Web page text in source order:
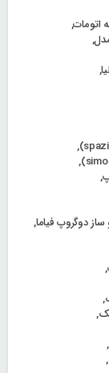
,
,
,
,
,
,
دوگروپ فیاما,
,
,
,
,
,